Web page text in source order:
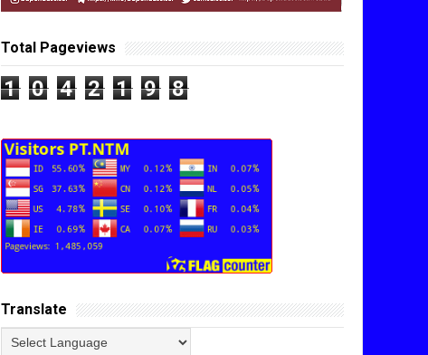
Total Pageviews
1 0 4 2 1 9 8
Translate